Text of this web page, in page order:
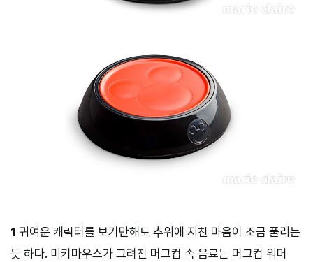
1 귀여운 캐릭터를 보기만해도 추위에 지친 마음이 조금 풀리는
듯 하다. 미키마우스가 그려진 머그컵 속 음료는 머그컵 워머